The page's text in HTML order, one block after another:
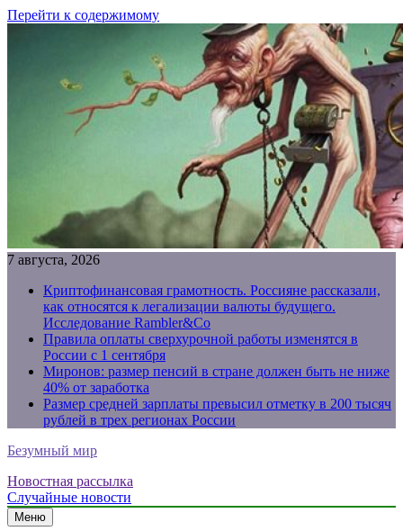
Перейти к содержимому
7 августа, 2026
Криптофинансовая грамотность. Россияне рассказали,
как относятся к легализации валюты будущего.
Исследование Rambler&Co
Правила оплаты сверхурочной работы изменятся в
России с 1 сентября
Миронов: размер пенсий в стране должен быть не ниже
40% от заработка
Размер средней зарплаты превысил отметку в 200 тысяч
рублей в трех регионах России
Безумный мир
Новостная рассылка
Случайные новости
Меню